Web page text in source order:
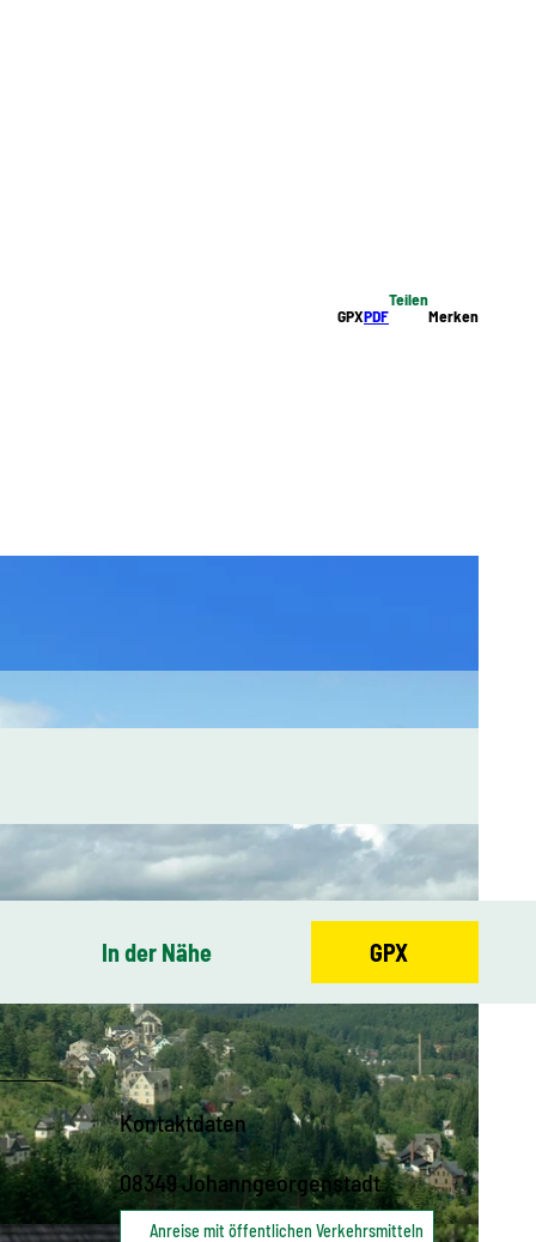
GPXPDF
Teilen
Merken
In der Nähe GPX
Kontaktdaten
08349 Johanngeorgenstadt
Anreise mit öffentlichen Verkehrsmitteln